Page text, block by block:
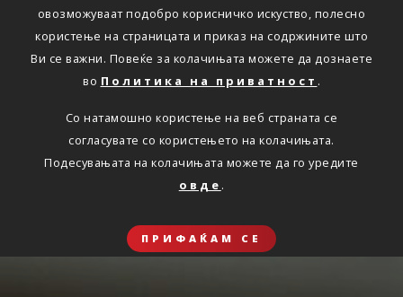
овозможуваат подобро корисничко искуство, полесно
користење на страницата и приказ на содржините што
Ви се важни. Повеќе за колачињата можете да дознаете
во Политика на приватност .
Со натамошно користење на веб страната се
согласувате со користењето на колачињата.
Подесувањата на колачињата можете да го уредите
овде .
ПРИФАЌАМ СЕ